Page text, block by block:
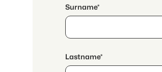
Surname*
Lastname*